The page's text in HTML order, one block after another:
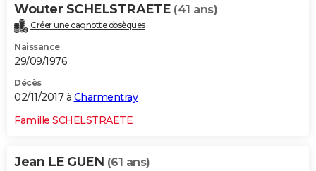
Wouter SCHELSTRAETE (41 ans)
Créer une cagnotte obsèques
Naissance
29/09/1976
Décès
02/11/2017 à Charmentray
Famille SCHELSTRAETE
Jean LE GUEN (61 ans)